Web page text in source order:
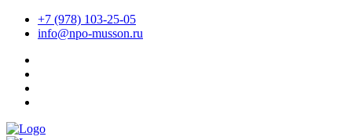
+7 (978) 103-25-05
info@npo-musson.ru